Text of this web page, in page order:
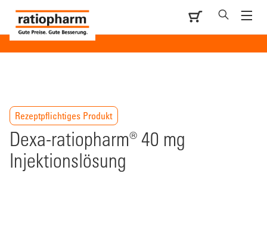
Rezeptpflichtiges Produkt
Dexa-ratiopharm® 40 mg
Injektionslösung